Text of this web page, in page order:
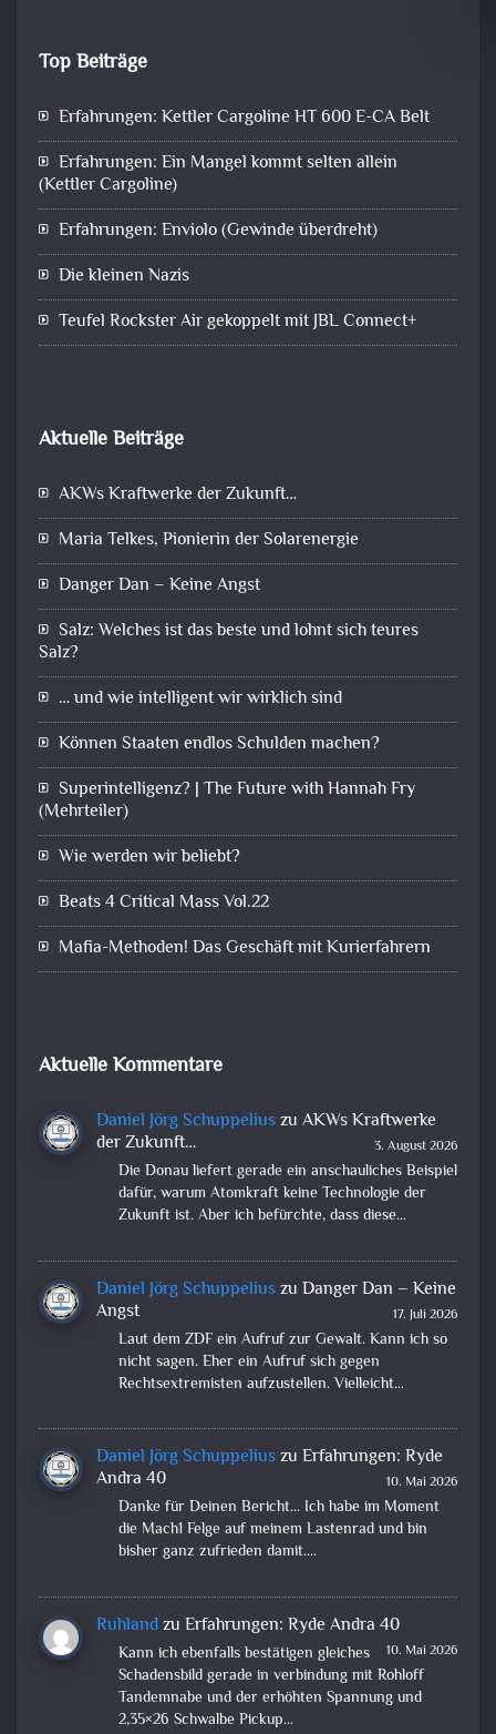
Top Beiträge
Erfahrungen: Kettler Cargoline HT 600 E-CA Belt
Erfahrungen: Ein Mangel kommt selten allein
(Kettler Cargoline)
Erfahrungen: Enviolo (Gewinde überdreht)
Die kleinen Nazis
Teufel Rockster Air gekoppelt mit JBL Connect+
Aktuelle Beiträge
AKWs Kraftwerke der Zukunft…
Maria Telkes, Pionierin der Solarenergie
Danger Dan – Keine Angst
Salz: Welches ist das beste und lohnt sich teures
Salz?
… und wie intelligent wir wirklich sind
Können Staaten endlos Schulden machen?
Superintelligenz? | The Future with Hannah Fry
(Mehrteiler)
Wie werden wir beliebt?
Beats 4 Critical Mass Vol.22
Mafia-Methoden! Das Geschäft mit Kurierfahrern
Aktuelle Kommentare
Daniel Jörg Schuppeliuszu AKWs Kraftwerke
der Zukunft…
3. August 2026
Die Donau liefert gerade ein anschauliches Beispiel
dafür, warum Atomkraft keine Technologie der
Zukunft ist. Aber ich befürchte, dass diese…
Daniel Jörg Schuppeliuszu Danger Dan – Keine
Angst
17. Juli 2026
Laut dem ZDF ein Aufruf zur Gewalt. Kann ich so
nicht sagen. Eher ein Aufruf sich gegen
Rechtsextremisten aufzustellen. Vielleicht…
Daniel Jörg Schuppeliuszu Erfahrungen: Ryde
Andra 40
10. Mai 2026
Danke für Deinen Bericht... Ich habe im Moment
die Mach1 Felge auf meinem Lastenrad und bin
bisher ganz zufrieden damit.…
Ruhlandzu Erfahrungen: Ryde Andra 40
10. Mai 2026
Kann ich ebenfalls bestätigen gleiches
Schadensbild gerade in verbindung mit Rohloff
Tandemnabe und der erhöhten Spannung und
2,35×26 Schwalbe Pickup…